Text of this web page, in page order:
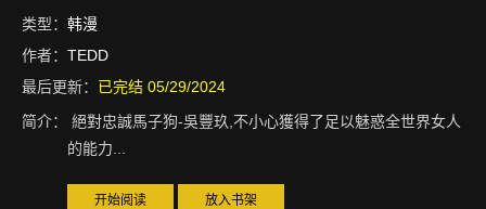
类型： 韩漫
作者： TEDD
最后更新： 已完结 05/29/2024
简介：
絕對忠誠馬子狗-吳豐玖,不小心獲得了足以魅惑全世界女人
的能力...
开始阅读 放入书架